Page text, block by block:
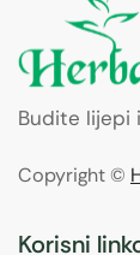
Budite lijepi
Copyright ©
Korisni